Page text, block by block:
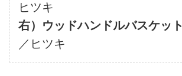
ヒツキ
右）ウッドハンドルバスケット
／ヒツキ